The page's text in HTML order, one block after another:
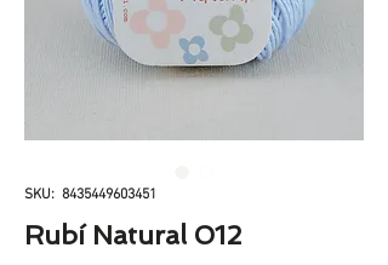
SKU: 8435449603451
Rubí Natural 012